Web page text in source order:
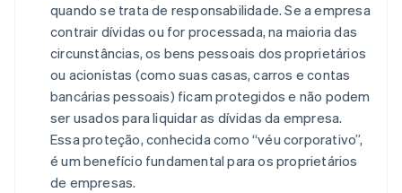
quando se trata de responsabilidade. Se a empresa
contrair dívidas ou for processada, na maioria das
circunstâncias, os bens pessoais dos proprietários
ou acionistas (como suas casas, carros e contas
bancárias pessoais) ficam protegidos e não podem
ser usados para liquidar as dívidas da empresa.
Essa proteção, conhecida como “véu corporativo”,
é um benefício fundamental para os proprietários
de empresas.